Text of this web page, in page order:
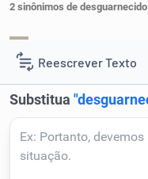
Reescrever Texto
Resumir Texto
Corrigir Texto
2 sinônimos de desguarnecido